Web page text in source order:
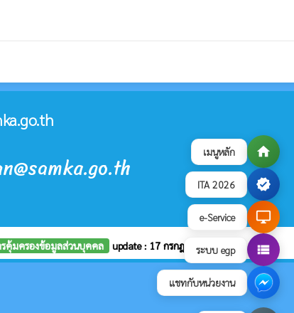
เมนูหลัก home
ITA 2026 verified
e-Service desktop_windows
ระบบ egp view_list
แชทกับหน่วยงาน
รคุ้มครองข้อมูลส่วนบุคคล update : 17 กรกฎาคม 2569